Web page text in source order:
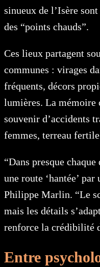
sinueux de l’Isère
des “points chauds”.
Ces lieux partagent
communes : virages
fréquents, décors
lumières. La mémoire
souvenir d’accidents
femmes, terreau
“Dans presque
une route ‘hantée’
Philippe Marlin. “Le
mais les détails
renforce la crédibilité
Entre